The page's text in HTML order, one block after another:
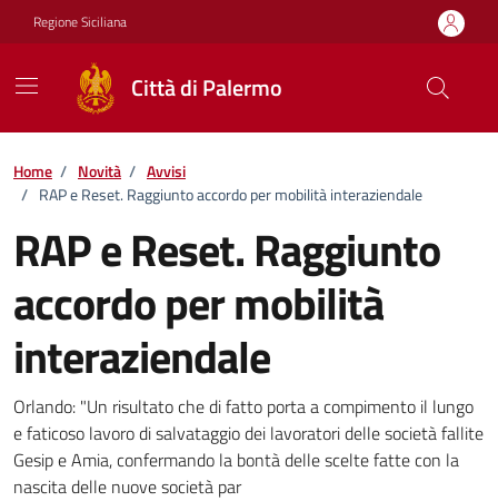
Vai ai contenuti
Vai al footer
Regione Siciliana
Città di Palermo
Home / Novità / Avvisi
/ RAP e Reset. Raggiunto accordo per mobilità interaziendale
RAP e Reset. Raggiunto
accordo per mobilità
interaziendale
Dettagli della notizia
Orlando: "Un risultato che di fatto porta a compimento il lungo
e faticoso lavoro di salvataggio dei lavoratori delle società fallite
Gesip e Amia, confermando la bontà delle scelte fatte con la
nascita delle nuove società par